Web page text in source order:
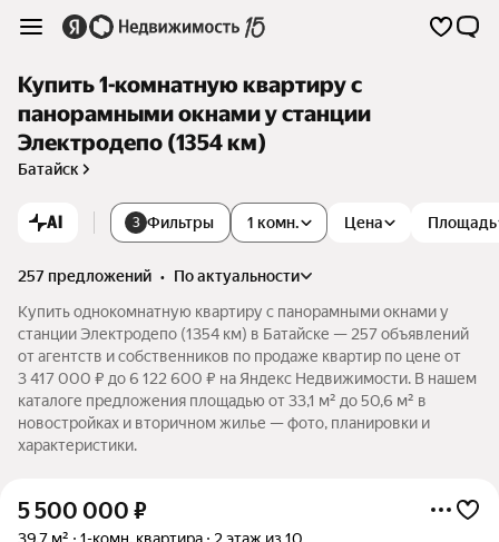
Купить 1-комнатную квартиру с
панорамными окнами у станции
Электродепо (1354 км)
Батайск
AI 3 Фильтры 1 комн. Цена Площадь
257 предложений •
по актуальности
Купить однокомнатную квартиру с панорамными окнами у
станции Электродепо (1354 км) в Батайске — 257 объявлений
от агентств и собственников по продаже квартир по цене от
3 417 000 ₽ до 6 122 600 ₽ на Яндекс Недвижимости. В нашем
каталоге предложения площадью от 33,1 м² до 50,6 м² в
новостройках и вторичном жилье — фото, планировки и
характеристики.
5 500 000 ₽